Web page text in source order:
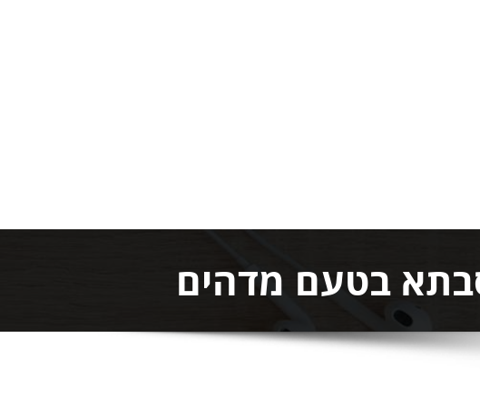
בטעם מדהים